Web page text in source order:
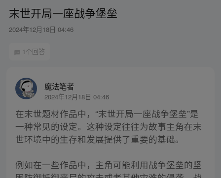
末世开局一座战争堡垒
2024年12月18日 04:46
1个回答
魔法笔者
2024年12月18日 04:46
在末世题材作品中，“末世开局一座战争堡垒”是
一种常见的设定。这种设定往往为故事主角在末
世环境中的生存和发展提供了重要的基础。
例如在一些作品中，主角可能利用战争堡垒的坚